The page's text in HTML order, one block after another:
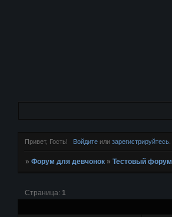
Привет, Гость! Войдитеили зарегистрируйтесь.
»Форум для девчонок »Тестовый форум
Страница: 1